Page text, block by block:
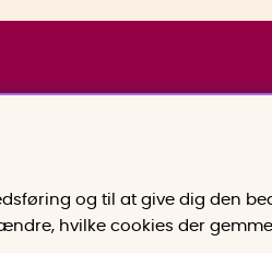
og til at give dig den
hvilke cookies der